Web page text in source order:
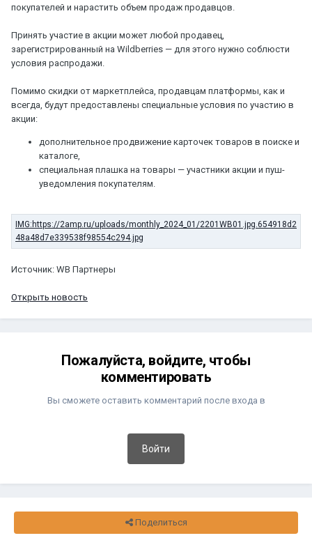
покупателей и нарастить объем продаж продавцов.
Принять участие в акции может любой продавец,
зарегистрированный на Wildberries — для этого нужно соблюсти
условия распродажи.
Помимо скидки от маркетплейса, продавцам платформы, как и
всегда, будут предоставлены специальные условия по участию в
акции:
дополнительное продвижение карточек товаров в поиске и
каталоге,
специальная плашка на товары — участники акции и пуш-
уведомления покупателям.
Источник: WB Партнеры
Открыть новость
Пожалуйста, войдите, чтобы
комментировать
Вы сможете оставить комментарий после входа в
Войти
Поделиться